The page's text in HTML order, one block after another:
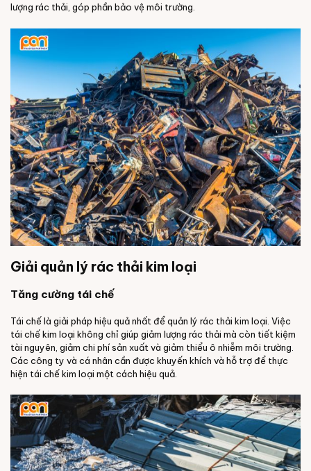
lượng rác thải, góp phần bảo vệ môi trường.
Giải quản lý rác thải kim loại
Tăng cường tái chế
Tái chế là giải pháp hiệu quả nhất để quản lý rác thải kim loại. Việc
tái chế kim loại không chỉ giúp giảm lượng rác thải mà còn tiết kiệm
tài nguyên, giảm chi phí sản xuất và giảm thiểu ô nhiễm môi trường.
Các công ty và cá nhân cần được khuyến khích và hỗ trợ để thực
hiện tái chế kim loại một cách hiệu quả.